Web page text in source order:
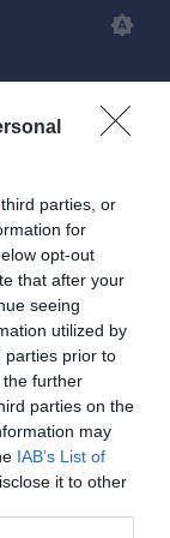
parties, or
for
opt-out
that after your
seeing
utilized by
parties prior to
further
parties on the
may
IAB’s List of
it to other
1: il
dei playoff